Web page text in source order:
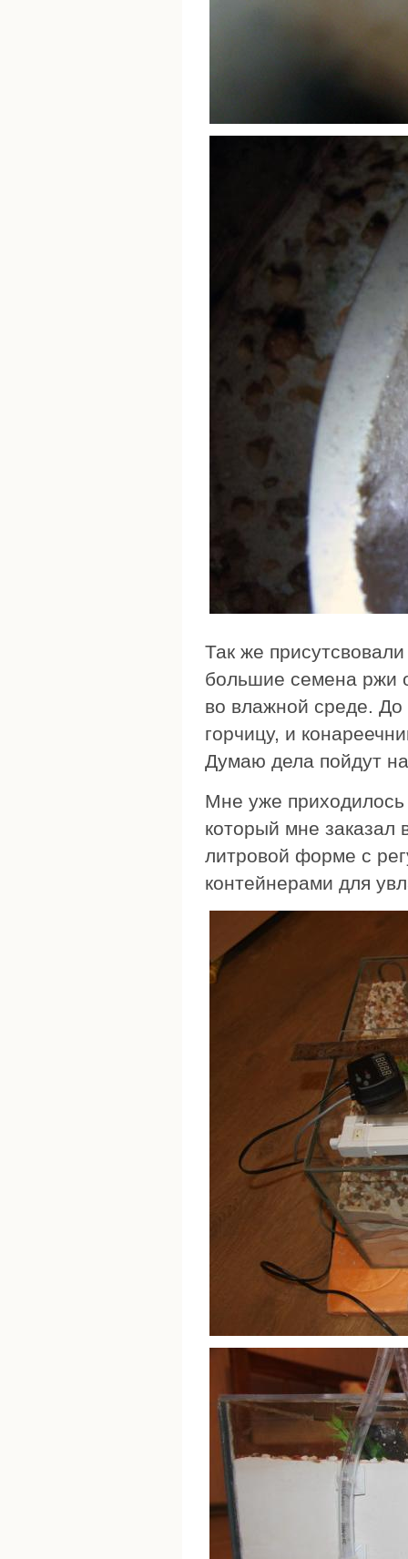
Так же
большие семена ржи
во влажной среде. До
горчицу, и
Думаю дела пойдут
Мне уже
который мне заказал
литровой форме с
контейнерами для